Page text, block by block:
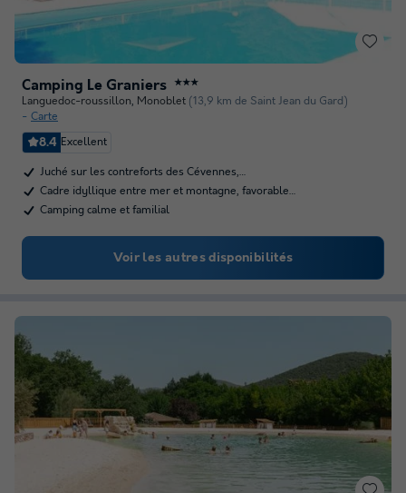
Camping Le Graniers ★★★
Languedoc-roussillon, Monoblet (13,9 km de Saint Jean du Gard)
Carte
8.4 Excellent
Juché sur les contreforts des Cévennes,…
Cadre idyllique entre mer et montagne, favorable…
Camping calme et familial
Voir les autres disponibilités